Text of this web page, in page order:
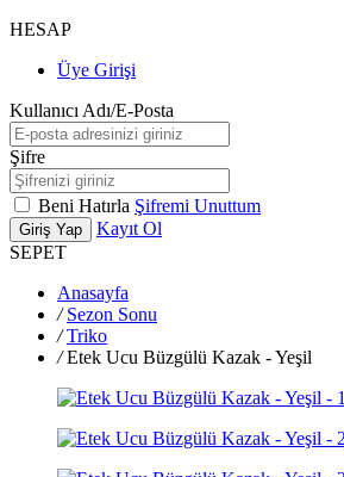
HESAP
Üye Girişi
Kullanıcı Adı/E-Posta
Şifre
Beni Hatırla Şifremi Unuttum
Giriş Yap
Kayıt Ol
SEPET
Anasayfa
/ Sezon Sonu
/ Triko
/ Etek Ucu Büzgülü Kazak - Yeşil